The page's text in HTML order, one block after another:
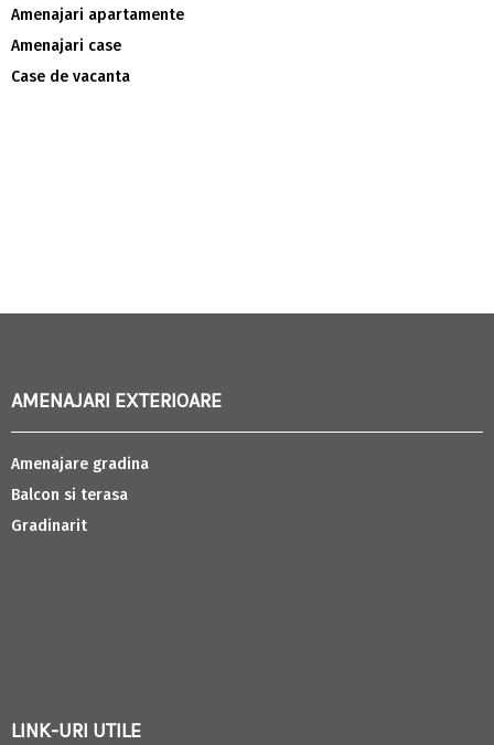
Amenajari apartamente
Amenajari case
Case de vacanta
AMENAJARI EXTERIOARE
Amenajare gradina
Balcon si terasa
Gradinarit
LINK-URI UTILE